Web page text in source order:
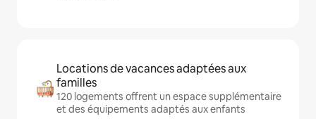
Locations de vacances adaptées aux
familles
120 logements offrent un espace supplémentaire
et des équipements adaptés aux enfants